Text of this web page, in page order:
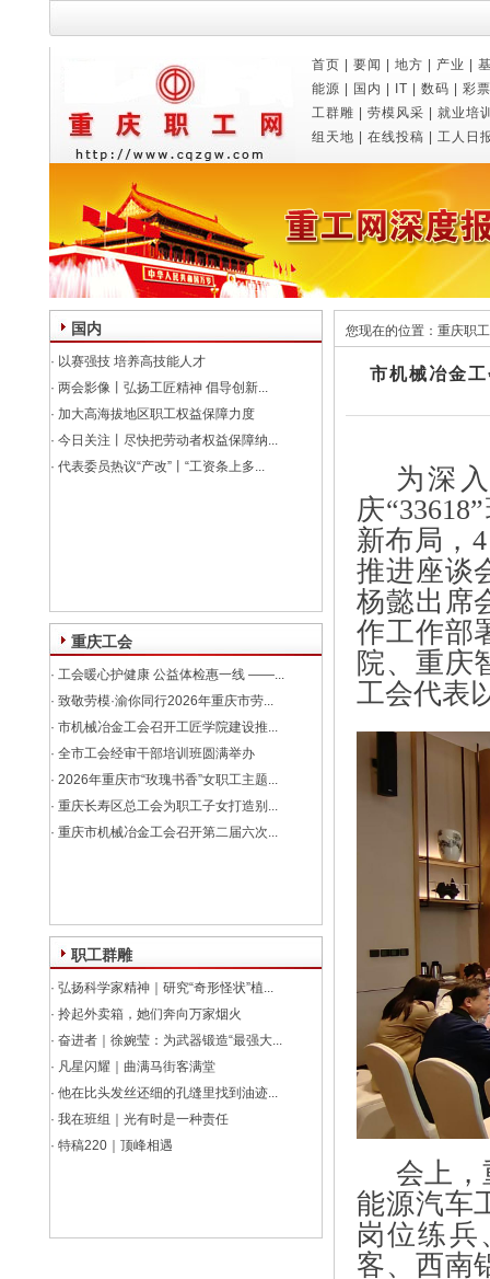
首页 要闻 地方 产业
能源
国内 IT 数码
彩票
工群雕
劳模风采
就业培
组天地
在线投稿 工人日
国内
· 以赛强技 培养高技能人才
· 两会影像丨弘扬工匠精神 倡导创新...
· 加大高海拔地区职工权益保障力度
· 今日关注丨尽快把劳动者权益保障纳...
· 代表委员热议“产改”丨“工资条上多...
重庆工会
· 工会暖心护健康 公益体检惠一线 ——...
· 致敬劳模·渝你同行2026年重庆市劳...
· 市机械冶金工会召开工匠学院建设推...
· 全市工会经审干部培训班圆满举办
· 2026年重庆市“玫瑰书香”女职工主题...
· 重庆长寿区总工会为职工子女打造别...
· 重庆市机械冶金工会召开第二届六次...
职工群雕
· 弘扬科学家精神｜研究“奇形怪状”植...
· 拎起外卖箱，她们奔向万家烟火
· 奋进者｜徐婉莹：为武器锻造“最强大...
· 凡星闪耀｜曲满马街客满堂
· 他在比头发丝还细的孔缝里找到油迹...
· 我在班组｜光有时是一种责任
· 特稿220｜顶峰相遇
您现在的位置： 重庆职
市机械冶金
为深
庆
新布局，
推进座谈
杨懿出席
作工作部
院、重庆
工会代表
会上，
能源汽车
岗位练兵
客、西南